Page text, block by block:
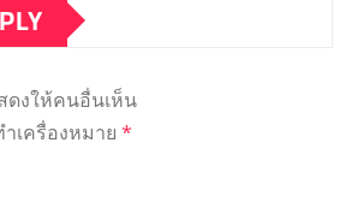
ดงให้คนอื่นเห็น
เครื่องหมาย *